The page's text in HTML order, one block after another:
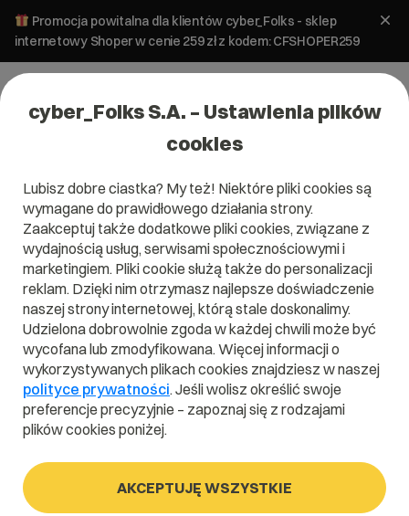
Promocja powitalna dla klientów cyber_Folks - sklep
internetowy Shoper w cenie 259 zł z kodem: CFSHOPER259
Domena .healthcare
Opieka zdrowotna na światowym poziomie
.healthcare
Szukaj
cyber_Folks S.A. – Ustawienia plików
cookies
Lubisz dobre ciastka? My też! Niektóre pliki cookies są
wymagane do prawidłowego działania strony.
Zaakceptuj także dodatkowe pliki cookies, związane z
wydajnością usług, serwisami społecznościowymi i
marketingiem. Pliki cookie służą także do personalizacji
reklam. Dzięki nim otrzymasz najlepsze doświadczenie
naszej strony internetowej, którą stale doskonalimy.
Udzielona dobrowolnie zgoda w każdej chwili może być
wycofana lub zmodyfikowana. Więcej informacji o
wykorzystywanych plikach cookies znajdziesz w naszej
polityce prywatności. Jeśli wolisz określić swoje
preferencje precyzyjnie – zapoznaj się z rodzajami
plików cookies poniżej.
AKCEPTUJĘ WSZYSTKIE